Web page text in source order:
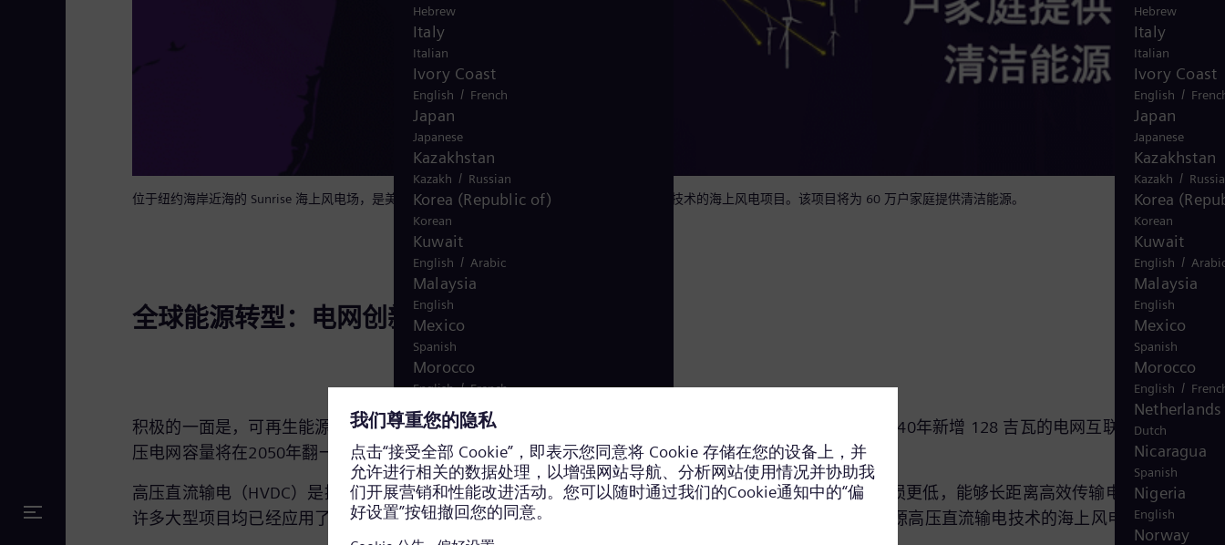
Hebrew
Italy
Italian
Ivory Coast
English /
Japan
Japanese
Kazakhstan
Kazakh /
Korea
Korean
Kuwait
English /
Malaysia
English
Mexico
Spanish
Morocco
English /
Netherlands
Dutch
Nicaragua
Spanish
Nigeria
English
Norway
位于纽约海岸近海的 Sunrise 海上风电场，是美国第一个采用西门子能源高压直流输电（HVDC）技术的海上风电项目。该项目将为 60 万户家庭提供清洁能源。
全球能源转型：电网创新技术方兴未艾
积极的一面是，可再生能源的加速发展也推动了全球对弹性电网和储能技术的需求：例如，欧盟计划到2040年新增 128 吉瓦的电网互联容量，中国的
压电网容量将在2050年翻一番，美国将在2040年之前对 35% 以上的现有电网资产进行升级改造。
高压直流输电（HVDC）是提升电网强度的关键技术之一。相比传统的交流（AC）输电线路，HVDC 的线损更低，能够长距离高效传输电力。世界各地
许多大型项目均已经应用了这项技术。例如，纽约近海的 Sunrise 风电项目将是美国第一个使用西门子能源高压直流输电技术的海上风电项目。
Hebrew
Italy
Italian
Ivory Coast
English / French
Japan
Japanese
Kazakhstan
Kazakh / Russian
Korea (Republic of)
Korean
Kuwait
English / Arabic
Malaysia
English
Mexico
Spanish
Morocco
English/French
Netherlands
Dutch
Nicaragua
Spanish
Nigeria
English
Norway